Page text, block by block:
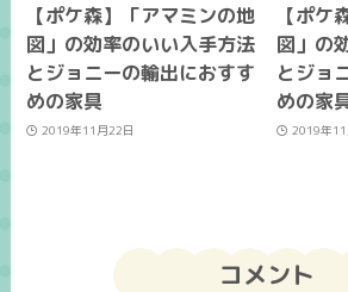
【ポケ森】「アマミンの地
図」の効率のいい入手方法
とジョニーの輸出におすす
めの家具
2019年11月22日
【ポケ
図」の
とジョ
めの家
2019年11
コメント